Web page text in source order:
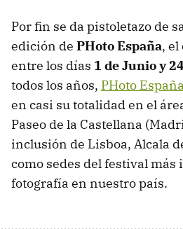
Por fin se da pistoletazo de
edición de PHoto España,
entre los días 1 de Junio y
todos los años, PHoto España
en casi su totalidad en el
Paseo de la Castellana
inclusión de Lisboa, Alcala
como sedes del festival más
fotografía en nuestro país.